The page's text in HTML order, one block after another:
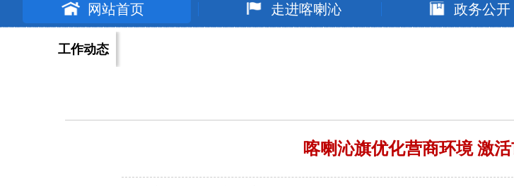
网站首页 走进喀喇沁 政务公开
工作动态
喀喇沁旗优化营商环境 激